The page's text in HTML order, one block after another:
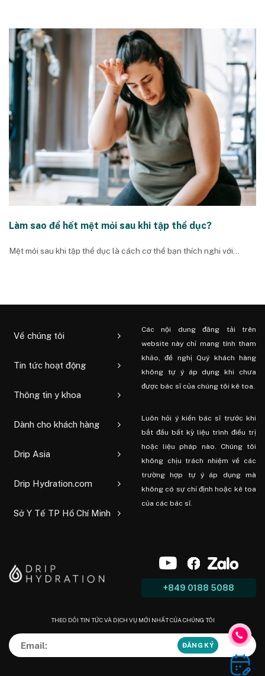
Làm sao để hết mệt mỏi sau khi tập thể dục?
Mệt mỏi sau khi tập thể dục là cách cơ thể bạn thích nghi với...
Về chúng tôi
Tin tức hoạt động
Thông tin y khoa
Dành cho khách hàng
Drip Asia
Drip Hydration.com
Sở Y Tế TP Hồ Chí Minh
Các nội dung đăng tải trên
website này chỉ mang tính tham
khảo, đề nghị Quý khách hàng
không tự ý áp dụng khi chưa
được bác sĩ của chúng tôi kê toa.
Luôn hỏi ý kiến ​​bác sĩ trước khi
bắt đầu bất kỳ liệu trình điều trị
hoặc liệu pháp nào. Chúng tôi
không chịu trách nhiệm về các
trường hợp tự ý áp dụng mà
không có sự chỉ định hoặc kê toa
của các bác sĩ.
+849 0188 5088
THEO DÕI TIN TỨC VÀ DỊCH VỤ MỚI NHẤT CỦA CHÚNG TÔI